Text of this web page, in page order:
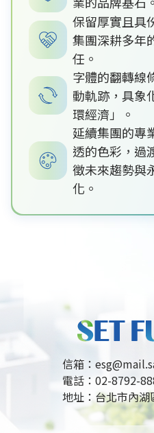
保留厚實且具
集團深耕多年
任。
字體的翻轉線
動軌跡，具象
環經濟」。
延續集團的專
透的色彩，過
徵未來趨勢與
化。
信箱：
電話： 02-8792-
地址： 台北市內